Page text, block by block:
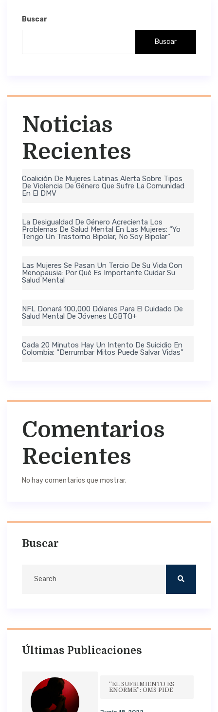
Buscar
Buscar
Noticias
Recientes
Coalición De Mujeres Latinas Alerta Sobre Tipos
De Violencia De Género Que Sufre La Comunidad
En El DMV
La Desigualdad De Género Acrecienta Los
Problemas De Salud Mental En Las Mujeres: “Yo
Tengo Un Trastorno Bipolar, No Soy Bipolar”
Las Mujeres Se Pasan Un Tercio De Su Vida Con
Menopausia: Por Qué Es Importante Cuidar Su
Salud Mental
NFL Donará 100,000 Dólares Para El Cuidado De
Salud Mental De Jóvenes LGBTQ+
Cada 20 Minutos Hay Un Intento De Suicidio En
Colombia: “Derrumbar Mitos Puede Salvar Vidas”
Comentarios
Recientes
No hay comentarios que mostrar.
Buscar
Últimas Publicaciones
“EL SUFRIMIENTO ES
ENORME”: OMS PIDE